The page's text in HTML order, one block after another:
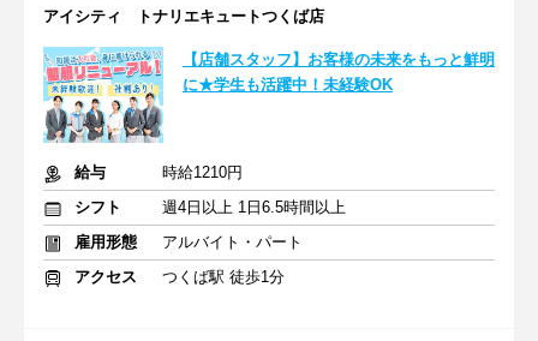
アイシティ トナリエキュートつくば店
【店舗スタッフ】お客様の未来をもっと鮮明
に★学生も活躍中！未経験OK
給与
時給1210円
シフト
週4日以上 1日6.5時間以上
雇用形態
アルバイト・パート
アクセス
つくば駅 徒歩1分